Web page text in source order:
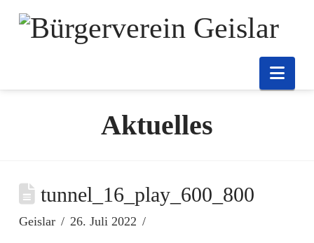
Aktuelles
tunnel_16_play_600_800
Geislar 26. Juli 2022